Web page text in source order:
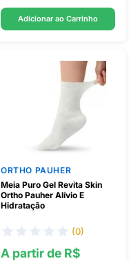
Adicionar ao Carrinho
ORTHO PAUHER
Meia Puro Gel Revita Skin
Ortho Pauher Alívio E
Hidratação
(0)
A partir de R$